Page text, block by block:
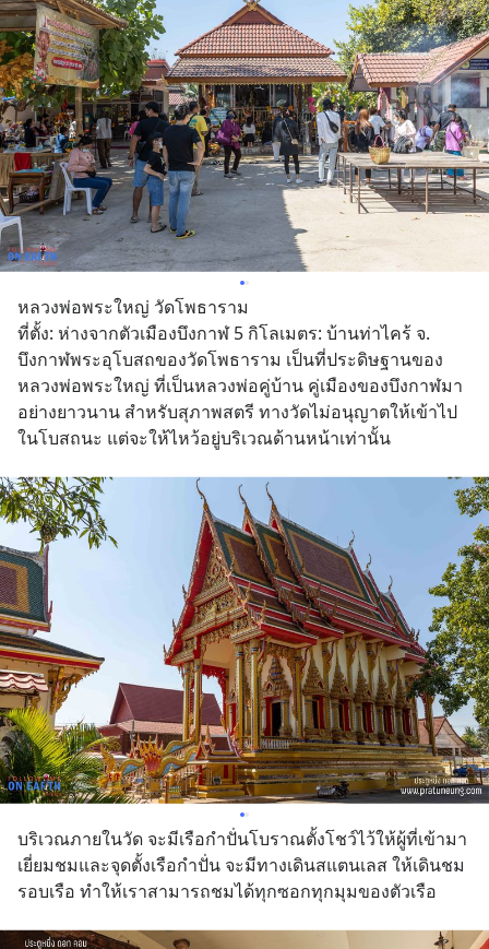
หลวงพ่อพระใหญ่ วัดโพธาราม
ที่ตั้ง: ห่างจากตัวเมืองบึงกาฬ 5 กิโลเมตร: บ้านท่าไคร้ จ.
บึงกาฬพระอุโบสถของวัดโพธาราม เป็นที่ประดิษฐานของ
หลวงพ่อพระใหญ่ ที่เป็นหลวงพ่อคู่บ้าน คู่เมืองของบึงกาฬมา
อย่างยาวนาน สำหรับสุภาพสตรี ทางวัดไม่อนุญาตให้เข้าไป
ในโบสถนะ แต่จะให้ไหว้อยู่บริเวณด้านหน้าเท่านั้น
บริเวณภายในวัด จะมีเรือกำปั่นโบราณตั้งโชว์ไว้ให้ผู้ที่เข้ามา
เยี่ยมชมและจุดตั้งเรือกำปั่น จะมีทางเดินสแตนเลส ให้เดินชม
รอบเรือ ทำให้เราสามารถชมได้ทุกซอกทุกมุมของตัวเรือ